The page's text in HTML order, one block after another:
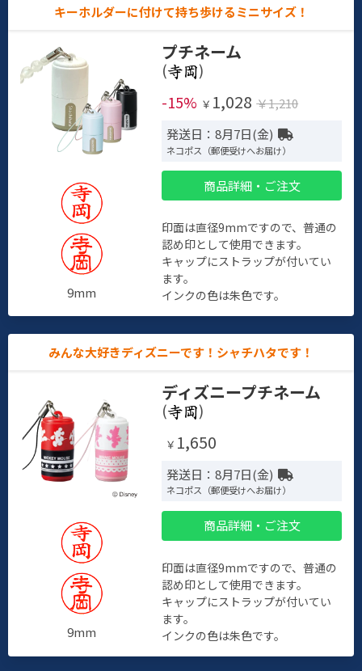
キーホルダーに付けて持ち歩けるミニサイズ！
9mm
プチネーム
(
)
-15% ￥ 1,028 ￥1,210
発送日：8月7日(金)
ネコポス（郵便受けへお届け）
商品詳細・ご注文
印面は直径9mmですので、普通の
認め印として使用できます。
キャップにストラップが付いてい
ます。
インクの色は朱色です。
みんな大好きディズニーです！シャチハタです！
9mm
ディズニープチネーム
( )
￥ 1,650
発送日：8月7日(金)
ネコポス（郵便受けへお届け）
商品詳細・ご注文
印面は直径9mmですので、普通の
認め印として使用できます。
キャップにストラップが付いてい
ます。
インクの色は朱色です。